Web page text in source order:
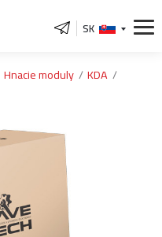
SK
Hnacie moduly
KDA